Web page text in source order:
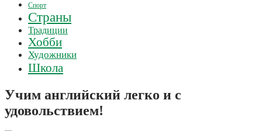
Спорт
Страны
Традиции
Хобби
Художники
Школа
Учим английский легко и с
удовольствием!